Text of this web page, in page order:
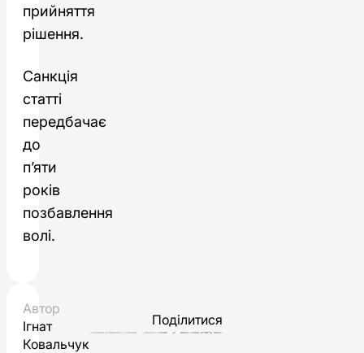
прийняття
рішення.
Санкція
статті
передбачає
до
п’яти
років
позбавлення
волі.
Автор
Ігнат
Ковальчук
Поділитися